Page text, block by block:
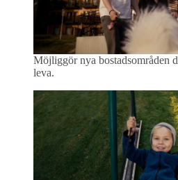
Möjliggör nya bostadsområden
leva.